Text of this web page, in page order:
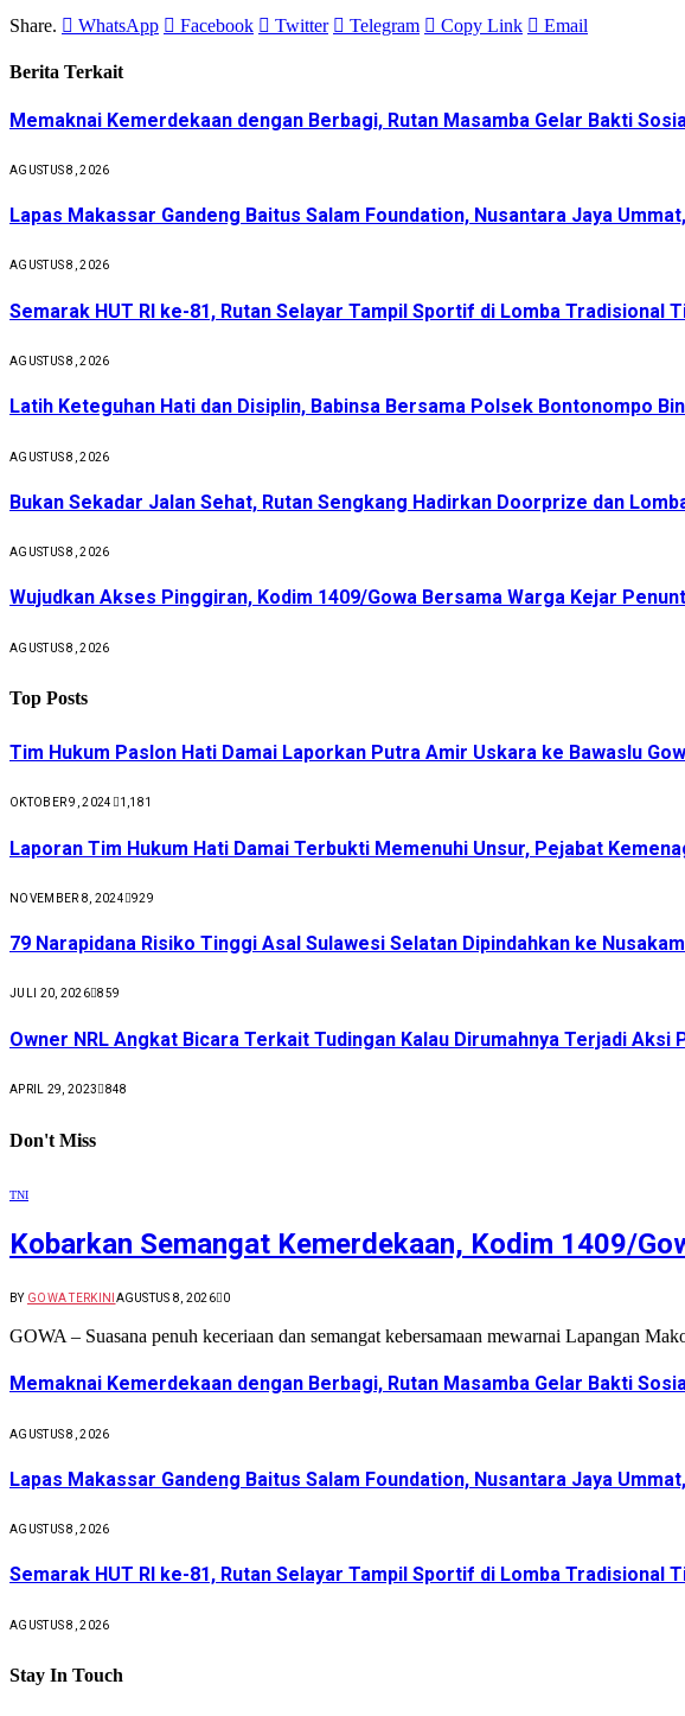
Share.
WhatsApp Facebook Twitter Telegram Copy Link Email
Berita Terkait
Memaknai Kemerdekaan dengan Berbagi, Rutan Masamba Gelar Bakti
AGUSTUS 8, 2026
Lapas Makassar Gandeng Baitus Salam Foundation, Nusantara Jaya
AGUSTUS 8, 2026
Semarak HUT RI ke-81, Rutan Selayar Tampil Sportif di Lomba Tradisional
AGUSTUS 8, 2026
Latih Keteguhan Hati dan Disiplin, Babinsa Bersama Polsek Bontonompo
AGUSTUS 8, 2026
Bukan Sekadar Jalan Sehat, Rutan Sengkang Hadirkan Doorprize dan
AGUSTUS 8, 2026
Wujudkan Akses Pinggiran, Kodim 1409/Gowa Bersama Warga Kejar
AGUSTUS 8, 2026
Top Posts
Tim Hukum Paslon Hati Damai Laporkan Putra Amir Uskara ke Bawaslu
OKTOBER 9, 2024 1,181
Laporan Tim Hukum Hati Damai Terbukti Memenuhi Unsur, Pejabat
NOVEMBER 8, 2024 929
79 Narapidana Risiko Tinggi Asal Sulawesi Selatan Dipindahkan ke
JULI 20, 2026 859
Owner NRL Angkat Bicara Terkait Tudingan Kalau Dirumahnya Terjadi Aksi
APRIL 29, 2023 848
Don't Miss
TNI
Kobarkan Semangat Kemerdekaan, Kodim 1409/
BY GOWA TERKINI AGUSTUS 8, 2026 0
GOWA – Suasana penuh keceriaan dan semangat kebersamaan mewarnai Lapangan
Memaknai Kemerdekaan dengan Berbagi, Rutan Masamba Gelar Bakti
AGUSTUS 8, 2026
Lapas Makassar Gandeng Baitus Salam Foundation, Nusantara Jaya
AGUSTUS 8, 2026
Semarak HUT RI ke-81, Rutan Selayar Tampil Sportif di Lomba Tradisional
AGUSTUS 8, 2026
Stay In Touch